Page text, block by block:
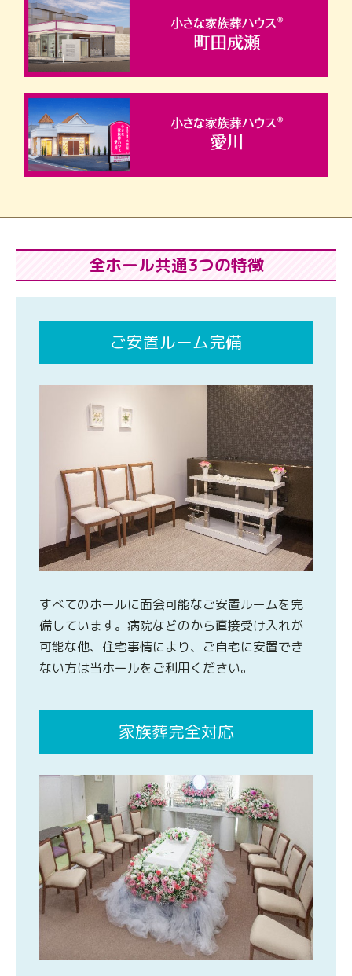
全ホール共通3つの特徴
ご安置ルーム完備
すべてのホールに面会可能なご安置ルームを完
備しています。病院などのから直接受け入れが
可能な他、住宅事情により、ご自宅に安置でき
ない方は当ホールをご利用ください。
家族葬完全対応